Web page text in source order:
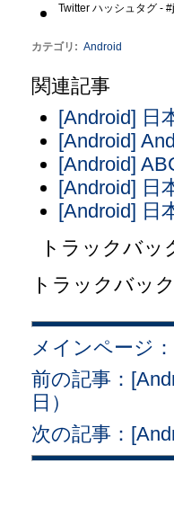
Twitter ハッシュタグ -
カテゴリ : Android
関連記事
[Android] 日
[Android]
[Android]
[Android] 日
[Android] 日
トラックバッ
トラックバッ
メインページ
前の記事：
日）
次の記事：